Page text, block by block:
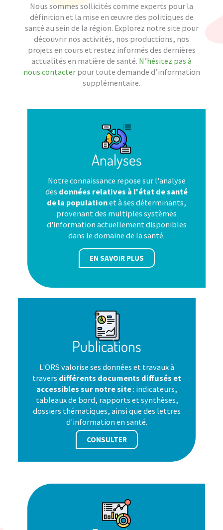
Nous sommes sollicités comme experts pour la
définition et la mise en œuvre des politiques de
santé au sein de la région. Explorez notre site pour
découvrir nos activités, nos productions, nos
projets en cours et restez informés des dernières
actualités en matière de santé. N’hésitez pas à
nous contacterpour toute demande d’information
supplémentaire.
Analyses
Notre connaissance repose sur l'analyse
des données relatives à l'état de santé
de la populationet à ses déterminants,
provenant des multiples systèmes
d'information actuellement disponibles
dans le domaine de la santé.
EN SAVOIR PLUS
Publications
L'ORS valorise ses données et travaux à
travers différents documents diffusés et
accessibles sur notre site: indicateurs,
tableaux de bord, rapports et synthèses,
dossiers thématiques, ainsi que des lettres
d'information en santé.
CONSULTER